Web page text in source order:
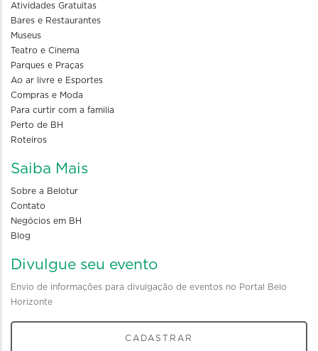
Atividades Gratuitas
Bares e Restaurantes
Museus
Teatro e Cinema
Parques e Praças
Ao ar livre e Esportes
Compras e Moda
Para curtir com a familia
Perto de BH
Roteiros
Saiba Mais
Sobre a Belotur
Contato
Negócios em BH
Blog
Divulgue seu evento
Envio de informações para divulgação de eventos no Portal Belo
Horizonte
CADASTRAR